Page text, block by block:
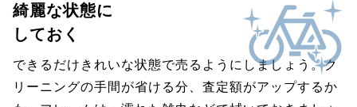
綺麗な状態に
しておく
できるだけきれいな状態で売るようにしましょう。ク
リーニングの手間が省ける分、査定額がアップするか